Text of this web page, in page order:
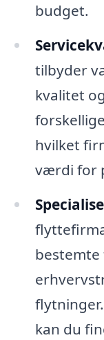
budget.
tilbyder
kvalitet
hvilket
værdi for
kan du